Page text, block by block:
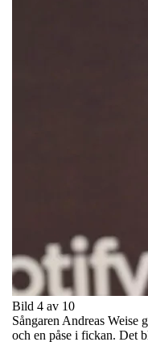
Bild 4 av 10
Sångaren Andreas Weise
och en påse i fickan. Det